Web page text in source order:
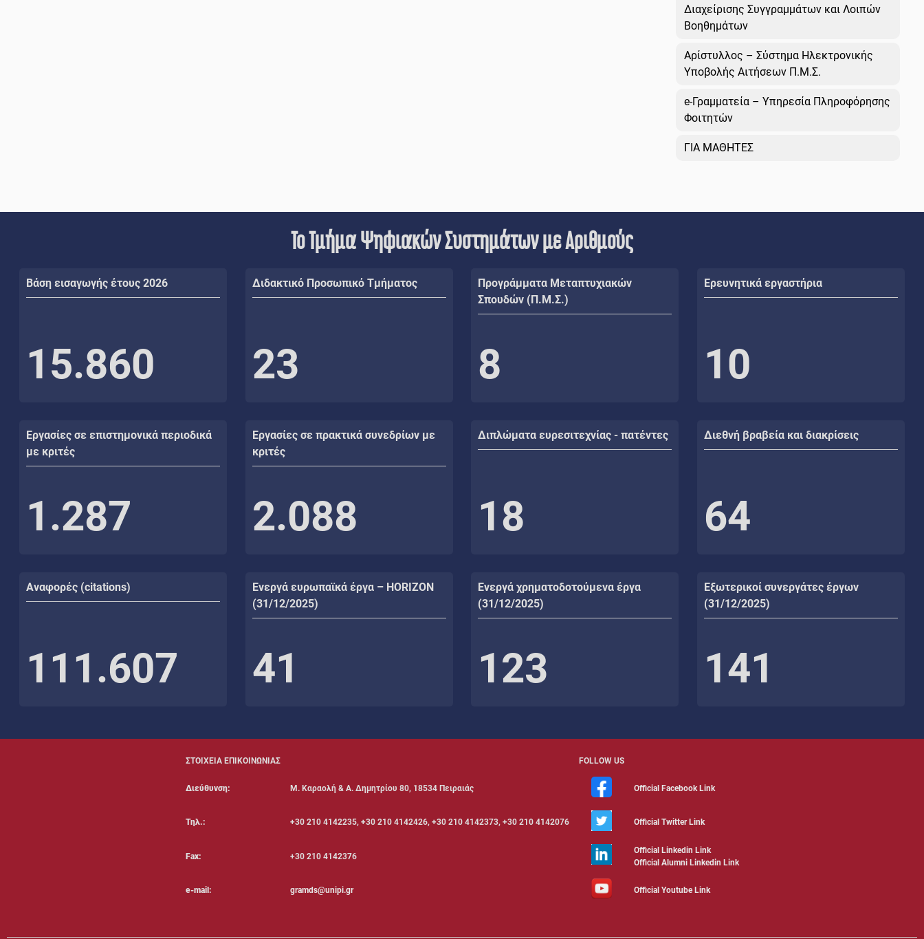
Διαχείρισης Συγγραμμάτων και Λοιπών
Βοηθημάτων
Αρίστυλλος – Σύστημα Ηλεκτρονικής
Υποβολής Αιτήσεων Π.Μ.Σ.
e-Γραμματεία – Υπηρεσία Πληροφόρησης
Φοιτητών
ΓΙΑ ΜΑΘΗΤΕΣ
Το Τμήμα Ψηφιακών Συστημάτων με Αριθμούς
Βάση εισαγωγής έτους 2026
15.860
Διδακτικό Προσωπικό Τμήματος
23
Προγράμματα Μεταπτυχιακών
Σπουδών (Π.Μ.Σ.)
8
Ερευνητικά εργαστήρια
10
Εργασίες σε επιστημονικά περιοδικά
με κριτές
1.287
Εργασίες σε πρακτικά συνεδρίων με
κριτές
2.088
Διπλώματα ευρεσιτεχνίας - πατέντες
18
Διεθνή βραβεία και διακρίσεις
64
Αναφορές (citations)
111.607
Ενεργά ευρωπαϊκά έργα – HORIZON
(31/12/2025)
41
Ενεργά χρηματοδοτούμενα έργα
(31/12/2025)
123
Εξωτερικοί συνεργάτες έργων
(31/12/2025)
141
ΣΤΟΙΧΕΙΑ ΕΠΙΚΟΙΝΩΝΙΑΣ FOLLOW US
Διεύθυνση: Μ. Καραολή & Α. Δημητρίου 80, 18534 Πειραιάς Official Facebook Link
Τηλ.: +30 210 4142235, +30 210 4142426, +30 210 4142373, +30 210 4142076 Official Twitter Link
Fax: +30 210 4142376
Official Linkedin Link
Official Alumni Linkedin Link
e-mail: gramds@unipi.gr Official Youtube Link